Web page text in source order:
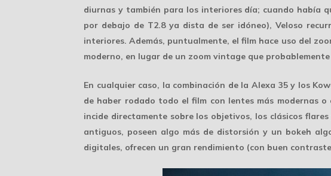
diurnas y también para los interiores día; cuando había
por debajo de T2.8 ya dista de ser idóneo), Veloso
interiores. Además, puntualmente, el film hace uso del
moderno, en lugar de un zoom vintage que
En cualquier caso, la combinación de la Alexa 35 y los
de haber rodado todo el film con lentes más modernas
incide directamente sobre los objetivos, los clásicos
antiguos, poseen algo más de distorsión y un bokeh
digitales, ofrecen un gran rendimiento (con buen